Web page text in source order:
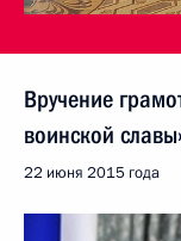
Вручение
воинской
22 июня 2015 года